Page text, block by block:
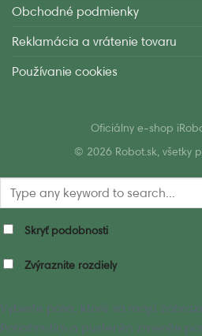
Obchodné podmienky
Reklamácia a vrátenie tovaru
Používanie cookies
Oficiálny e-shop
© 2026 Robot.sk, všetky
Skryť podobnosti
Zvýraznite rozdiely
Vyberte polia, ktoré sa majú
Potiahnutím a pustením zmeníte